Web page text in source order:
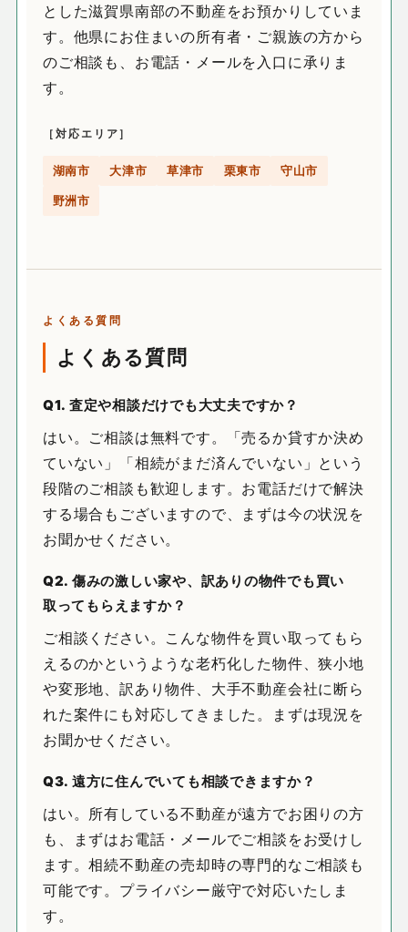
とした滋賀県南部の不動産をお預かりしていま
す。他県にお住まいの所有者・ご親族の方から
のご相談も、お電話・メールを入口に承りま
す。
［対応エリア］
湖南市 大津市 草津市 栗東市 守山市
野洲市
よくある質問
よくある質問
Q1. 査定や相談だけでも大丈夫ですか？
はい。ご相談は無料です。「売るか貸すか決め
ていない」「相続がまだ済んでいない」という
段階のご相談も歓迎します。お電話だけで解決
する場合もございますので、まずは今の状況を
お聞かせください。
Q2. 傷みの激しい家や、訳ありの物件でも買い
取ってもらえますか？
ご相談ください。こんな物件を買い取ってもら
えるのかというような老朽化した物件、狭小地
や変形地、訳あり物件、大手不動産会社に断ら
れた案件にも対応してきました。まずは現況を
お聞かせください。
Q3. 遠方に住んでいても相談できますか？
はい。所有している不動産が遠方でお困りの方
も、まずはお電話・メールでご相談をお受けし
ます。相続不動産の売却時の専門的なご相談も
可能です。プライバシー厳守で対応いたしま
す。